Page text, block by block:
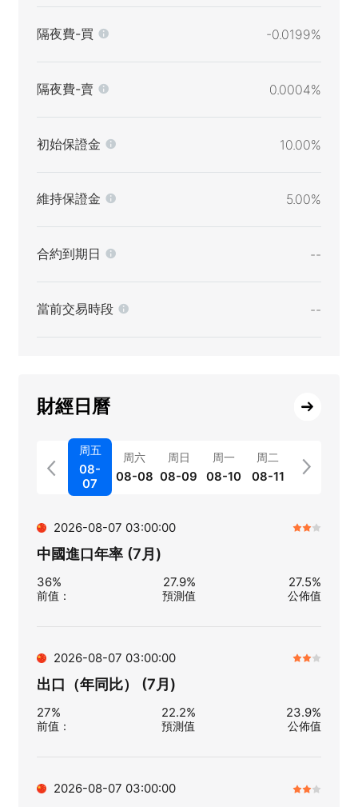
隔夜費-買 -0.0199%
隔夜費-賣 0.0004%
初始保證金 10.00%
維持保證金 5.00%
合約到期日 --
當前交易時段 --
財經日曆
周五
08-
07
周六
08-08
周日
08-09
周一
08-10
周二
08-11
2026-08-07 03:00:00
中國進口年率 (7月)
36%
前值 ：
27.9%
預測值
27.5%
公佈值
2026-08-07 03:00:00
出口（年同比） (7月)
27%
前值 ：
22.2%
預測值
23.9%
公佈值
2026-08-07 03:00:00